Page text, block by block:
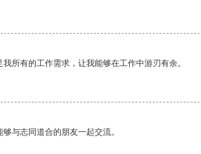
所有的工作需求，让我能够在工作中游刃有余。
与志同道合的朋友一起交流。